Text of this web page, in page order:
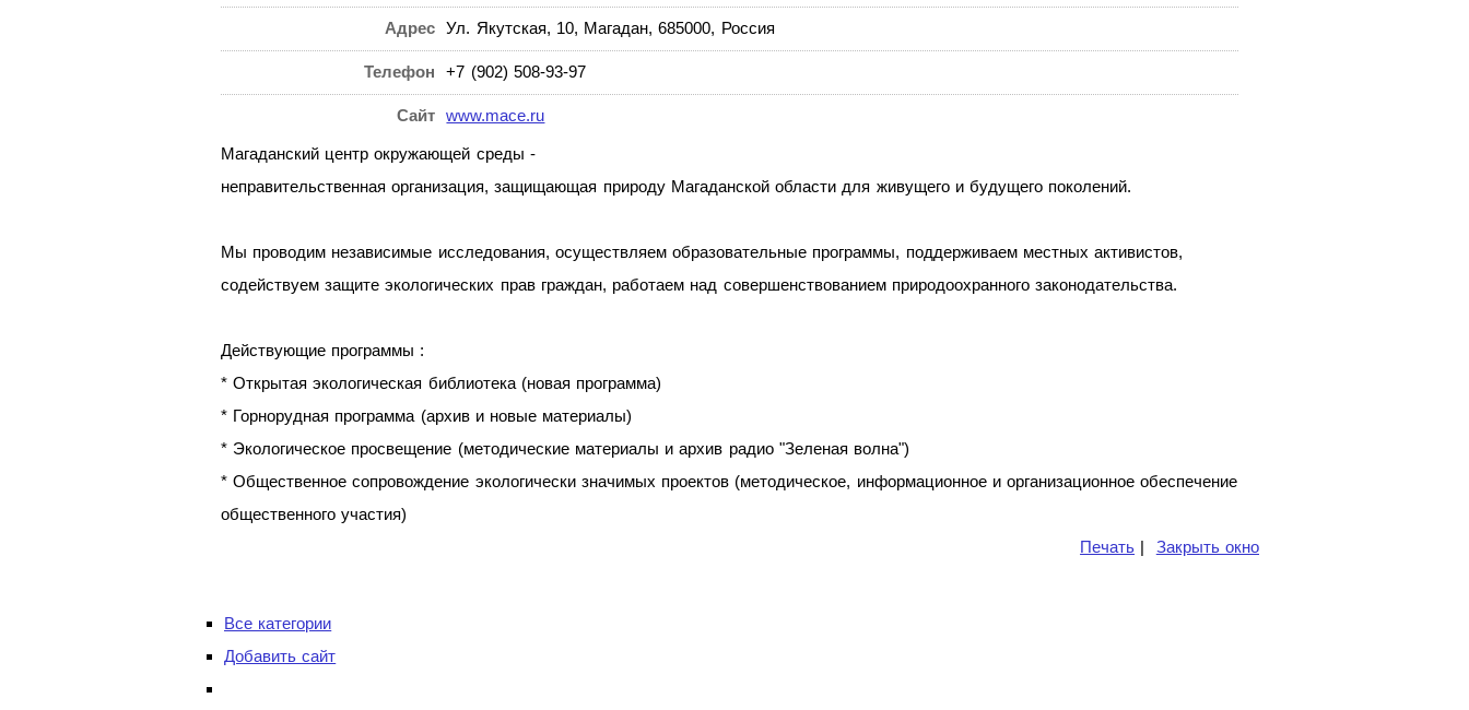
Адрес Ул. Якутская, 10, Магадан, 685000, Россия
Телефон +7 (902) 508-93-97
Сайт www.mace.ru
Магаданский центр окружающей среды -
неправительственная организация, защищающая природу Магаданской области для живущего и будущего поколений.
Мы проводим независимые исследования, осуществляем образовательные программы, поддерживаем местных активистов,
содействуем защите экологических прав граждан, работаем над совершенствованием природоохранного законодательства.
Действующие программы :
* Открытая экологическая библиотека (новая программа)
* Горнорудная программа (архив и новые материалы)
* Экологическое просвещение (методические материалы и архив радио "Зеленая волна")
* Общественное сопровождение экологически значимых проектов (методическое, информационное и организационное обеспечение
общественного участия)
Печать | Закрыть окно
Все категории
Добавить сайт